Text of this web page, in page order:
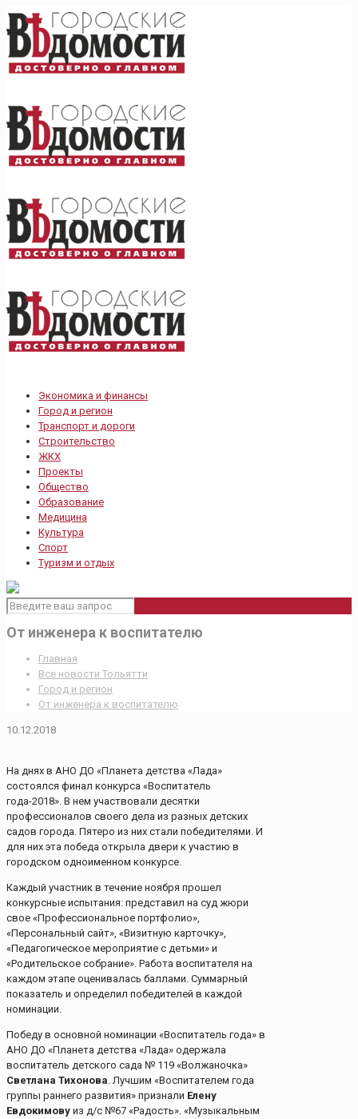
Экономика и финансы
Город и регион
Транспорт и дороги
Строительство
ЖКХ
Проекты
Общество
Образование
Медицина
Культура
Спорт
Туризм и отдых
От инженера к воспитателю
Главная
Все новости Тольятти
Город и регион
От инженера к воспитателю
10.12.2018
На днях в АНО ДО «Планета детства «Лада»
состоялся финал конкурса «Воспитатель
года-2018». В нем участвовали десятки
профессионалов своего дела из разных детских
садов города. Пятеро из них стали победителями. И
для них эта победа открыла двери к участию в
городском одноименном конкурсе.
Каждый участник в течение ноября прошел
конкурсные испытания: представил на суд жюри
свое «Профессиональное портфолио»,
«Персональный сайт», «Визитную карточку»,
«Педагогическое мероприятие с детьми» и
«Родительское собрание». Работа воспитателя на
каждом этапе оценивалась баллами. Суммарный
показатель и определил победителей в каждой
номинации.
Победу в основной номинации «Воспитатель года» в
АНО ДО «Планета детства «Лада» одержала
воспитатель детского сада № 119 «Волжаночка»
Светлана Тихонова. Лучшим «Воспитателем года
группы раннего развития» признали Елену
Евдокимову из д/с №67 «Радость». «Музыкальным